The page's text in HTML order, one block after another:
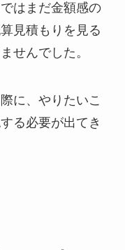
はまだ金額感の
見積もりを見る
せんでした。
に、やりたいこ
る必要が出てき